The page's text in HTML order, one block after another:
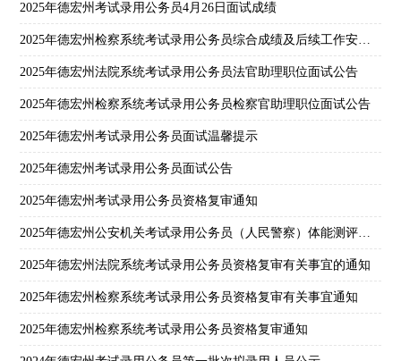
2025年德宏州考试录用公务员4月26日面试成绩
2025年德宏州检察系统考试录用公务员综合成绩及后续工作安排公告
2025年德宏州法院系统考试录用公务员法官助理职位面试公告
2025年德宏州检察系统考试录用公务员检察官助理职位面试公告
2025年德宏州考试录用公务员面试温馨提示
2025年德宏州考试录用公务员面试公告
2025年德宏州考试录用公务员资格复审通知
2025年德宏州公安机关考试录用公务员（人民警察）体能测评公告
2025年德宏州法院系统考试录用公务员资格复审有关事宜的通知
2025年德宏州检察系统考试录用公务员资格复审有关事宜通知
2025年德宏州检察系统考试录用公务员资格复审通知